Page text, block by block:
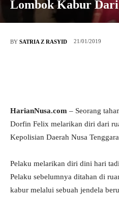
Lombok Kabur Dari
BY SATRIA Z RASYID 21/01/2019
HarianNusa.com – Seorang
Dorfin Felix melarikan diri dari
Kepolisian Daerah Nusa
Pelaku melarikan diri dini hari
Pelaku sebelumnya ditahan di
kabur melalui sebuah jendela